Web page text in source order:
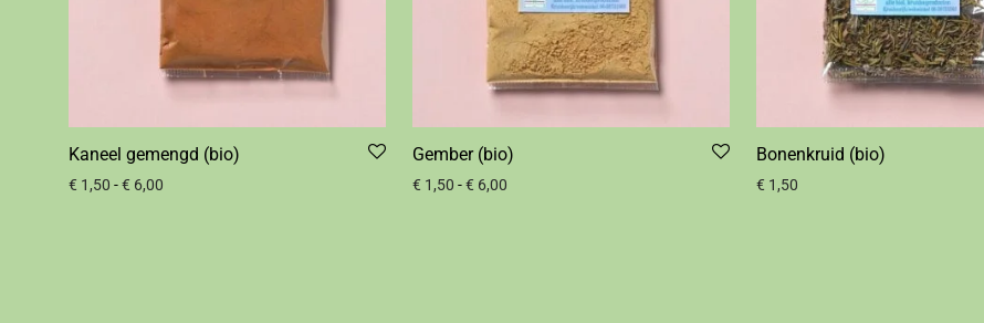
Kaneel gemengd (bio)
€ 1,50 -€ 6,00
Gember (bio)
€ 1,50 -€ 6,00
Bonenkruid (bio)
€ 1,50